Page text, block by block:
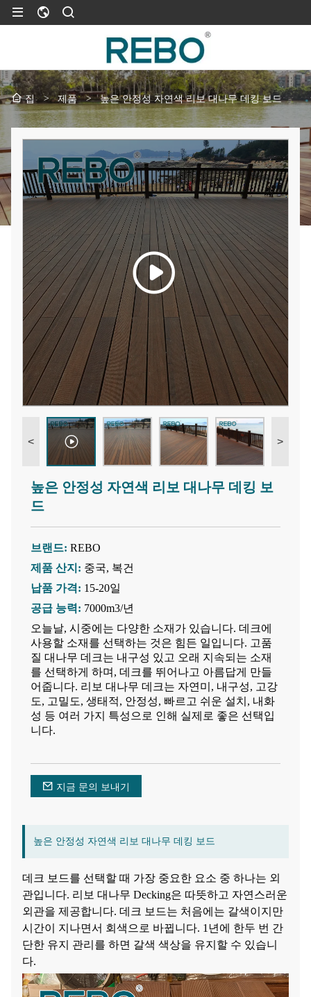
집 > 제품 > 높은 안정성 자연색 리보 대나무 데킹 보드
< >
높은 안정성 자연색 리보 대나무 데킹 보
드
브랜드: REBO
제품 산지: 중국, 복건
납품 가격: 15-20일
공급 능력: 7000m3/년
오늘날, 시중에는 다양한 소재가 있습니다. 데크에
사용할 소재를 선택하는 것은 힘든 일입니다. 고품
질 대나무 데크는 내구성 있고 오래 지속되는 소재
를 선택하게 하며, 데크를 뛰어나고 아름답게 만들
어줍니다. 리보 대나무 데크는 자연미, 내구성, 고강
도, 고밀도, 생태적, 안정성, 빠르고 쉬운 설치, 내화
성 등 여러 가지 특성으로 인해 실제로 좋은 선택입
니다.
지금 문의 보내기
높은 안정성 자연색 리보 대나무 데킹 보드
데크 보드를 선택할 때 가장 중요한 요소 중 하나는 외
관입니다. 리보 대나무 Decking은 따뜻하고 자연스러운
외관을 제공합니다. 데크 보드는 처음에는 갈색이지만
시간이 지나면서 회색으로 바뀝니다. 1년에 한두 번 간
단한 유지 관리를 하면 갈색 색상을 유지할 수 있습니
다.